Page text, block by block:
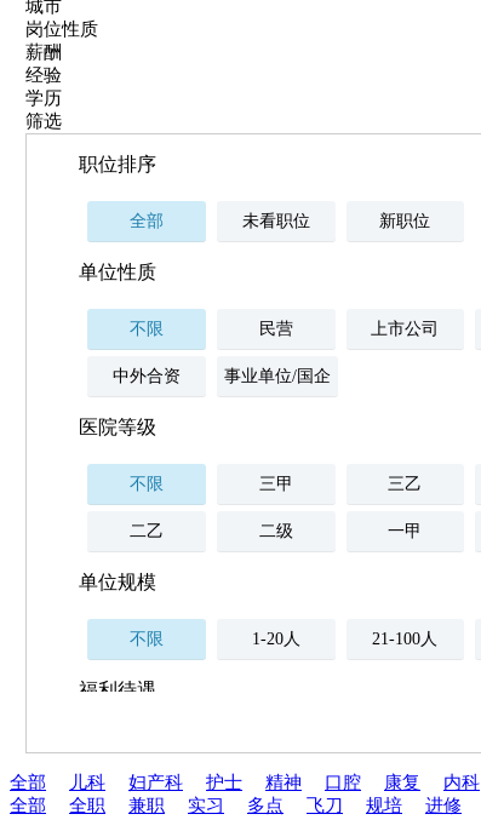
城市
岗位性质
薪酬
经验
学历
筛选
职位排序
全部 未看职位 新职位
单位性质
不限 民营 上市公司
中外合资 事业单位/国企
医院等级
不限 三甲 三乙
二乙 二级 一甲
单位规模
不限 1-20人 21-100人
福利待遇
薪资与社保
全部 儿科 妇产科 护士 精神 口腔 康复 内科
全部
全职 兼职 实习 多点 飞刀 规培 进修